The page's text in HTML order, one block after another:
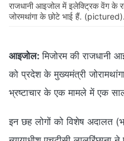
राजधानी आइजोल में इलेक्ट्रिक वेंग के
जोरमथांगा के छोटे भाई हैं. (pictured).
आइजोल: मिजोरम की राजधानी
को प्रदेश के मुख्यमंत्री
भ्रष्टाचार के एक मामले में एक
इन छह लोगों को विशेष अदालत